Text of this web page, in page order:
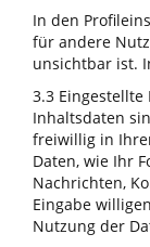
In den
für andere
unsichtbar ist.
3.3 Eingestellte
Inhaltsdaten
freiwillig in
Daten, wie Ihr
Nachrichten,
Eingabe
Nutzung der